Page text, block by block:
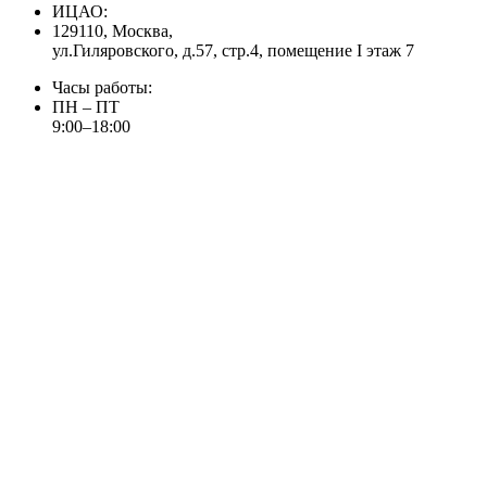
ИЦАО:
129110, Москва,
ул.Гиляровского, д.57, стр.4, помещение I этаж 7
Часы работы:
ПН – ПТ
9:00–18:00